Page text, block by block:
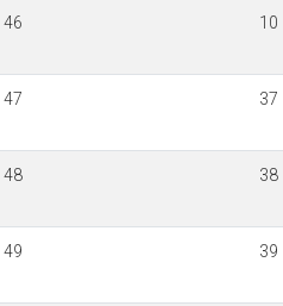
46 10
47 37
48 38
49 39